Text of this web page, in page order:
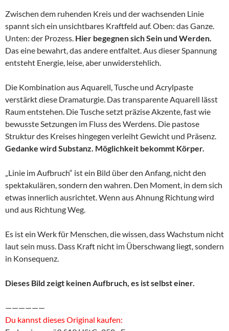
Zwischen dem ruhenden Kreis und der wachsenden Linie
spannt sich ein unsichtbares Kraftfeld auf. Oben: das Ganze.
Unten: der Prozess. Hier begegnen sich Sein und Werden.
Das eine bewahrt, das andere entfaltet. Aus dieser Spannung
entsteht Energie, leise, aber unwiderstehlich.
Die Kombination aus Aquarell, Tusche und Acrylpaste
verstärkt diese Dramaturgie. Das transparente Aquarell lässt
Raum entstehen. Die Tusche setzt präzise Akzente, fast wie
bewusste Setzungen im Fluss des Werdens. Die pastose
Struktur des Kreises hingegen verleiht Gewicht und Präsenz.
Gedanke wird Substanz. Möglichkeit bekommt Körper.
„Linie im Aufbruch“ ist ein Bild über den Anfang, nicht den
spektakulären, sondern den wahren. Den Moment, in dem sich
etwas innerlich ausrichtet. Wenn aus Ahnung Richtung wird
und aus Richtung Weg.
Es ist ein Werk für Menschen, die wissen, dass Wachstum nicht
laut sein muss. Dass Kraft nicht im Überschwang liegt, sondern
in Konsequenz.
Dieses Bild zeigt keinen Aufbruch, es ist selbst einer.
——————
Du kannst dieses Original kaufen: